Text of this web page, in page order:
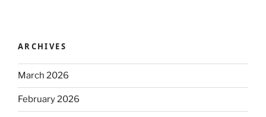
ARCHIVES
March 2026
February 2026